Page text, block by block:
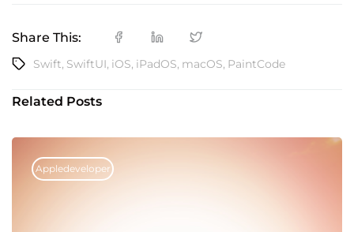
Share This:
Swift, SwiftUI, iOS, iPadOS, macOS, PaintCode
Related Posts
Appledeveloper